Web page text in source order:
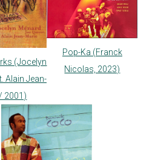
(Jocelyn
Alain Jean-
2001)
Pop-Ka (Franck
Nicolas, 2023)